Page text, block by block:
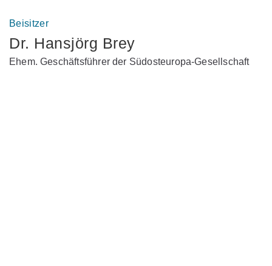
Beisitzer
Dr. Hansjörg Brey
Ehem. Geschäftsführer der Südosteuropa-Gesellschaft